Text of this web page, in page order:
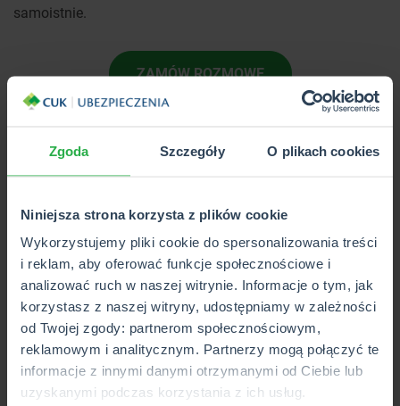
Zgoda Szczegóły O plikach cookies
Niniejsza strona korzysta z plików cookie
Wykorzystujemy pliki cookie do spersonalizowania treści
i reklam, aby oferować funkcje społecznościowe i
analizować ruch w naszej witrynie. Informacje o tym, jak
korzystasz z naszej witryny, udostępniamy w zależności
od Twojej zgody: partnerom społecznościowym,
reklamowym i analitycznym. Partnerzy mogą połączyć te
informacje z innymi danymi otrzymanymi od Ciebie lub
uzyskanymi podczas korzystania z ich usług.
samoistnie.
ZAMÓW ROZMOWĘ
Z DORADCĄ
W niektórych przypadkach możesz
zrezygnować z ubezpieczenia
Niektóre banki umożliwiają rezygnację zubezpieczenia
kredytu hipotecznego, choć taka sytuacja zdarza się
bardzo rzadko. Informacja o tym czy jest to możliwe,
będzie zawarta w umowie. Również tu należy szukać
informacji o tym, czy rezygnując zubezpieczenia kredytu
zostaną zwrócone składki za okres niewykorzystanej
ochrony. Niektóre banki stosują częściowy lub całościowy
zwrot. Za każdym razem przed podpisaniem umowy trzeba
sprawdzić jej warunki i zorientować się, czy rezygnacja z